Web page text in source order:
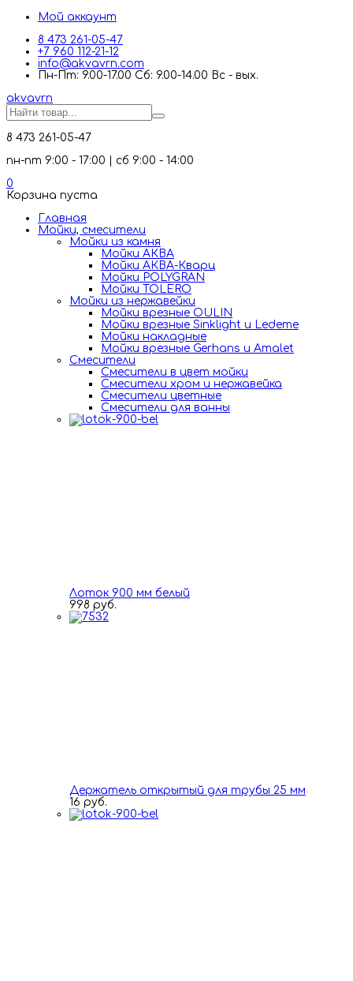
Мой аккаунт
8 473 261-05-47
+7 960 112-21-12
info@akvavrn.com
Пн-Пт: 9.00-17.00 Сб: 9.00-14.00 Вс - вых.
akvavrn
8 473 261-05-47
пн-пт 9:00 - 17:00 | сб 9:00 - 14:00
0
Корзина пуста
Главная
Мойки, смесители
Mойки из камня
Мойки АКВА
Мойки АКВА-Кварц
Мойки POLYGRAN
Мойки TOLERO
Мойки из нержавейки
Мойки врезные OULIN
Мойки врезные Sinklight и Ledeme
Мойки накладные
Мойки врезные Gerhans и Amalet
Смесители
Смесители в цвет мойки
Смесители хром и нержавейка
Смесители цветные
Смесители для ванны
Лоток 900 мм белый
998 руб.
Держатель открытый для трубы 25 мм
16 руб.